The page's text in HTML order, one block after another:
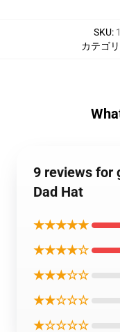
SKU:
カテゴ
9 reviews for
Dad Hat
★★★★★
★★★★☆
★★★☆☆
★★☆☆☆
★☆☆☆☆